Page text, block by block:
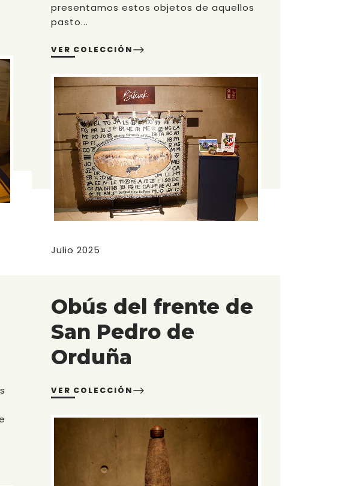
presentamos estos objetos de aquellos
pasto...
VER COLECCIÓN
Julio 2025
Obús del frente de
San Pedro de
Orduña
VER COLECCIÓN